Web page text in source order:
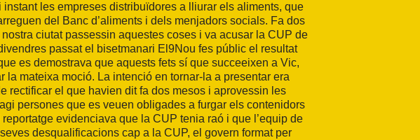
les empreses distribuïdores a lliurar els aliments, que
del Banc d’aliments i dels menjadors socials. Fa dos
ciutat passessin aquestes coses i va acusar la CUP de
passat el bisetmanari El9Nou fes públic el resultat
es demostrava que aquests fets sí que succeeixen a Vic,
la mateixa moció. La intenció en tornar-la a presentar era
rectificar el que havien dit fa dos mesos i aprovessin les
persones que es veuen obligades a furgar els contenidors
evidenciava que la CUP tenia raó i que l’equip de
desqualificacions cap a la CUP, el govern format per